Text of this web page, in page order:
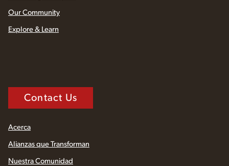
Our Community
Explore & Learn
Contact Us
Acerca
Alianzas que Transforman
Nuestra Comunidad